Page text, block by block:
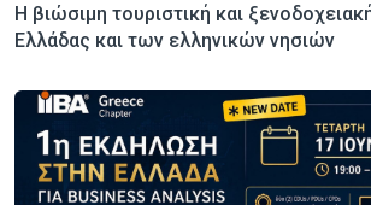
Η βιώσιμη τουριστική και
Ελλάδας και των ελληνικών νησιών